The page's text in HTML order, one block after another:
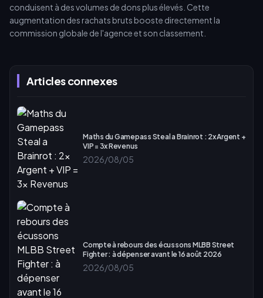
Articles connexes
Maths du Gamepass Steal a Brainrot : 2x Argent +
VIP = 3x Revenus
2026/08/05
Compte à rebours des écussons MLBB Street
Fighter : à dépenser avant le 16 août 2026
2026/08/05
conduisent à des volumes de dons plus élevés. Cette
augmentation des rachats bruts booste directement la
commission globale de l'agence et son classement.